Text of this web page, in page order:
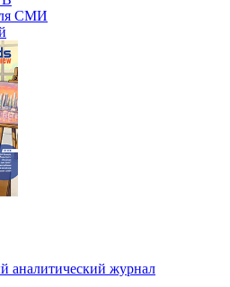
СМИ
аналитический журнал